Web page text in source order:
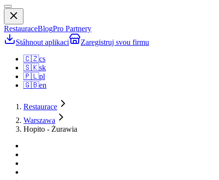
RestauraceBlogPro Partnery
Stáhnout aplikaci
Zaregistruj svou firmu
🇨🇿cs
🇸🇰sk
🇵🇱pl
🇬🇧en
Restaurace
Warszawa
Hopito - Żurawia